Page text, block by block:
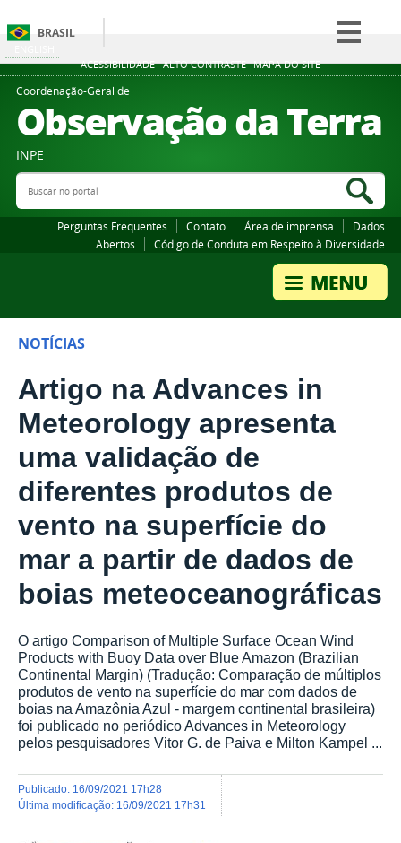
ACESSIBILIDADE ALTO CONTRASTE MAPA DO SITE
BRASIL
Simplifique!
Participe
Legislação
Coordenação-Geral de
Observação da Terra
INPE
Buscar no portal
Perguntas Frequentes Contato Área de imprensa
Dados
Abertos
Código de Conduta em Respeito à Diversidade
NOTÍCIAS
Artigo na Advances in
Meteorology apresenta
uma validação de
diferentes produtos de
vento na superfície do
mar a partir de dados de
boias meteoceanográficas
O artigo Comparison of Multiple Surface Ocean Wind
Products with Buoy Data over Blue Amazon (Brazilian
Continental Margin) (Tradução: Comparação de múltiplos
produtos de vento na superfície do mar com dados de
boias na Amazônia Azul - margem continental brasileira)
foi publicado no periódico Advances in Meteorology
pelos pesquisadores Vitor G. de Paiva e Milton Kampel ...
publicado: 16/09/2021 17h28
última modificação: 16/09/2021 17h31